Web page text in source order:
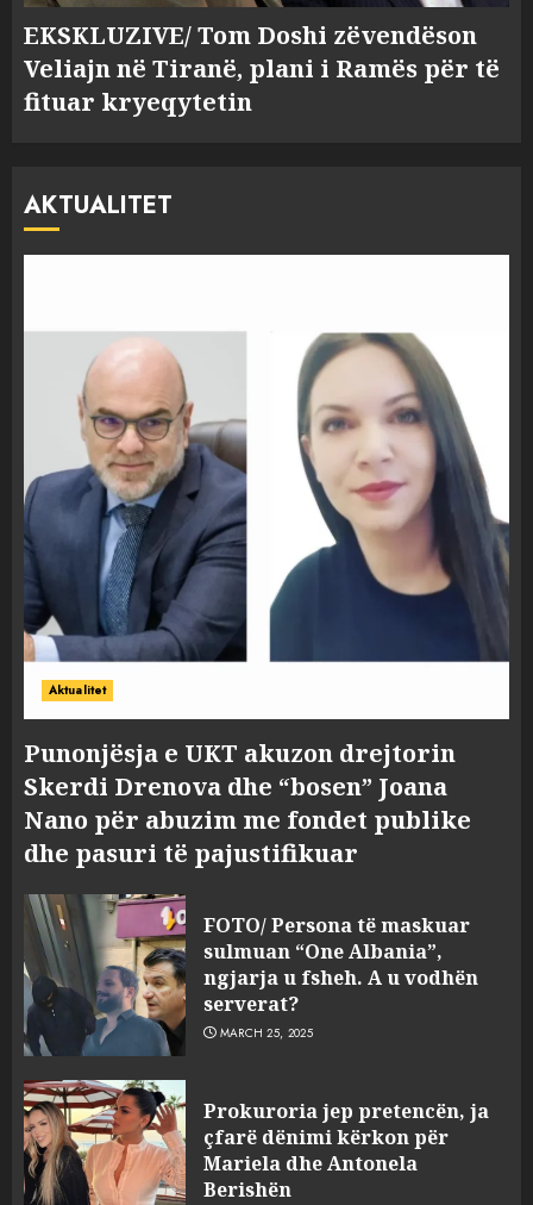
EKSKLUZIVE/ Tom Doshi zëvendëson
Veliajn në Tiranë, plani i Ramës për të
fituar kryeqytetin
AKTUALITET
Aktualitet
Punonjësja e UKT akuzon drejtorin
Skerdi Drenova dhe “bosen” Joana
Nano për abuzim me fondet publike
dhe pasuri të pajustifikuar
FOTO/ Persona të maskuar
sulmuan “One Albania”,
ngjarja u fsheh. A u vodhën
serverat?
MARCH 25, 2025
Prokuroria jep pretencën, ja
çfarë dënimi kërkon për
Mariela dhe Antonela
Berishën